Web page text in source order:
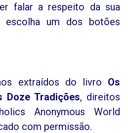
falar a respeito da sua
escolha um dos botões
extraídos do livro Os
Doze Tradições, direitos
Anonymous World
com permissão.